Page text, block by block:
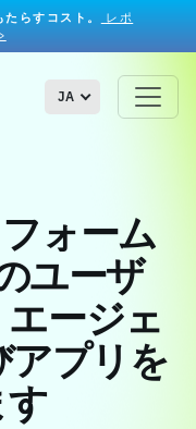
らすコスト。
レポ
JA
ォーム
ユーザ
ージェ
アプリを